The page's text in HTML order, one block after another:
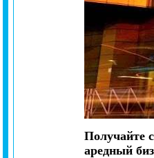
Получайте
аредный